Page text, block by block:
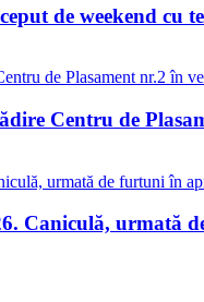
de weekend
Centru de
Caniculă, urmată